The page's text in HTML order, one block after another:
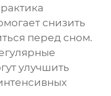
снизить
перед сном.
улучшить